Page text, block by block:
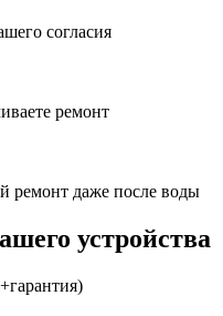
согласия
ремонт
ремонт даже после воды
устройства